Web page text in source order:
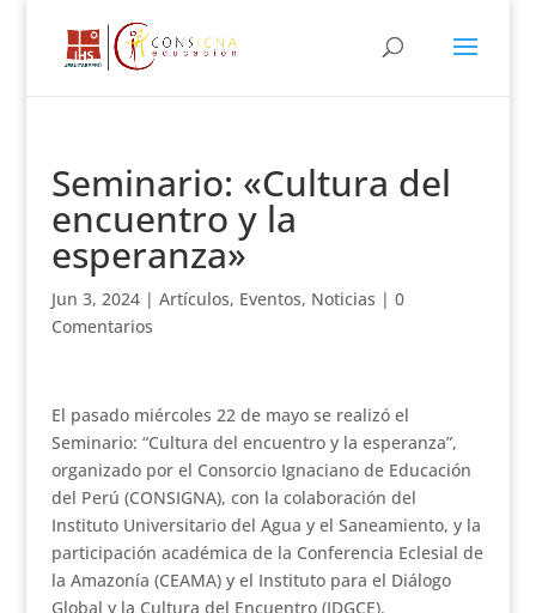
Seminario: «Cultura del
encuentro y la
esperanza»
Jun 3, 2024| Artículos, Eventos, Noticias | 0
Comentarios
El pasado miércoles 22 de mayo se realizó el
Seminario: “Cultura del encuentro y la esperanza”,
organizado por el Consorcio Ignaciano de Educación
del Perú (CONSIGNA), con la colaboración del
Instituto Universitario del Agua y el Saneamiento, y la
participación académica de la Conferencia Eclesial de
la Amazonía (CEAMA) y el Instituto para el Diálogo
Global y la Cultura del Encuentro (IDGCE).